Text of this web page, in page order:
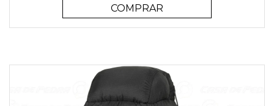
COMPRAR